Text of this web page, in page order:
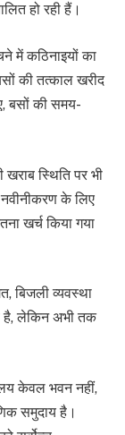
हो रही हैं।
में कठिनाइयों का
की तत्काल खरीद
बसों की समय-
स्थिति पर भी
नवीनीकरण के लिए
खर्च किया गया
बिजली व्यवस्था
है, लेकिन अभी तक
केवल भवन नहीं,
समुदाय है।